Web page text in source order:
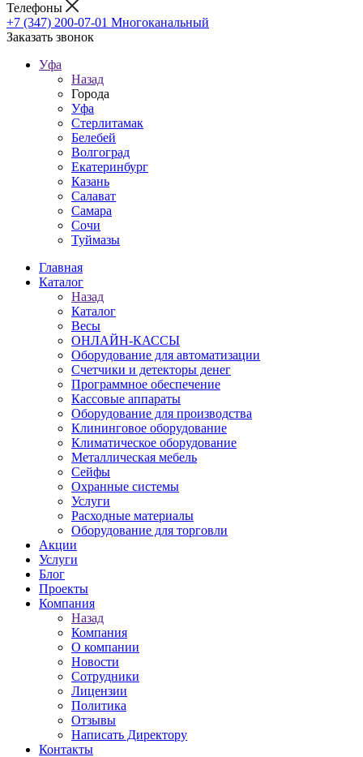
Телефоны
+7 (347) 200-07-01 Многоканальный
Заказать звонок
Уфа
Назад
Города
Уфа
Стерлитамак
Белебей
Волгоград
Екатеринбург
Казань
Салават
Самара
Сочи
Туймазы
Главная
Каталог
Назад
Каталог
Весы
ОНЛАЙН-КАССЫ
Оборудование для автоматизации
Счетчики и детекторы денег
Программное обеспечение
Кассовые аппараты
Оборудование для производства
Клининговое оборудование
Климатическое оборудование
Металлическая мебель
Сейфы
Охранные системы
Услуги
Расходные материалы
Оборудование для торговли
Акции
Услуги
Блог
Проекты
Компания
Назад
Компания
О компании
Новости
Сотрудники
Лицензии
Политика
Отзывы
Написать Директору
Контакты